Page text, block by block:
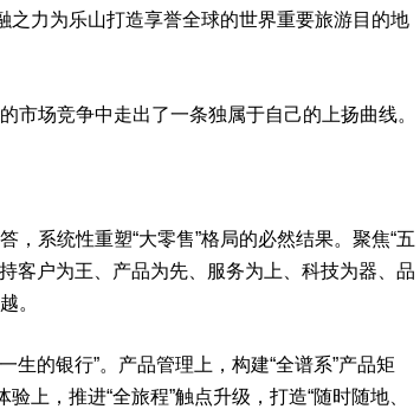
之力为乐山打造享誉全球的世界重要旅游目的地
市场竞争中走出了一条独属于自己的上扬曲线。
系统性重塑“大零售”格局的必然结果。聚焦“五
客户为王、产品为先、服务为上、科技为器、品
。
生的银行”。产品管理上，构建“全谱系”产品矩
上，推进“全旅程”触点升级，打造“随时随地、